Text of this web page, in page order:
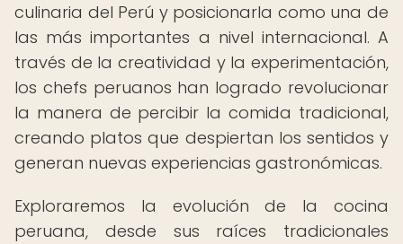
culinaria del Perú y posicionarla como una de
las más importantes a nivel internacional. A
través de la creatividad y la experimentación,
los chefs peruanos han logrado revolucionar
la manera de percibir la comida tradicional,
creando platos que despiertan los sentidos y
generan nuevas experiencias gastronómicas.
Exploraremos la evolución de la cocina
peruana, desde sus raíces tradicionales